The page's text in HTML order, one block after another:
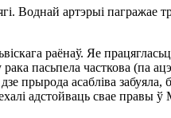
Воднай артэрыі
раёнаў. Яе
пасьпела часткова (па
асабліва забуяла,
адстойваць свае правы